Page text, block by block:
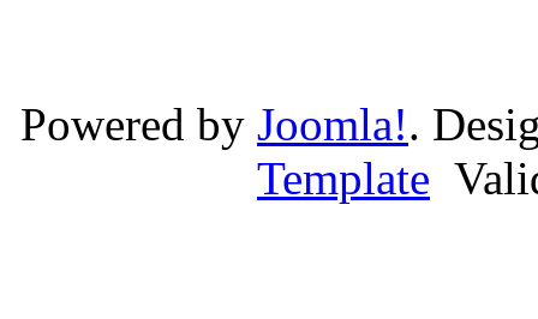
Powered by Joomla!.
Template